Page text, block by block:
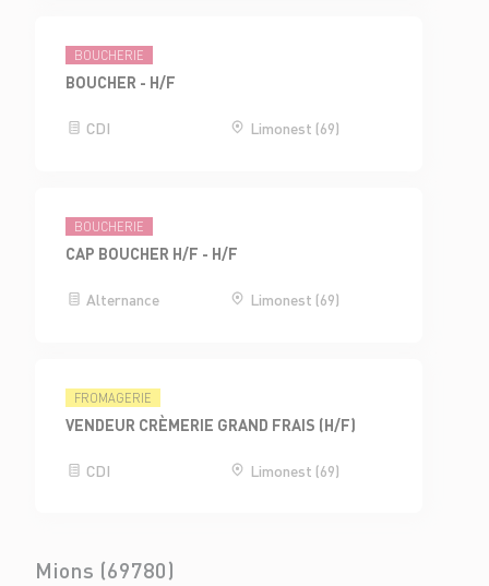
BOUCHERIE
BOUCHER - H/F
CDI Limonest (69)
BOUCHERIE
CAP BOUCHER H/F - H/F
Alternance Limonest (69)
FROMAGERIE
VENDEUR CRÈMERIE GRAND FRAIS (H/F)
CDI Limonest (69)
Mions (69780)